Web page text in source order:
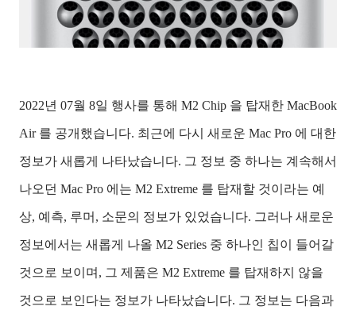
2022년 07월 8일 행사를 통해 M2 Chip 을 탑재한 MacBook
Air 를 공개했습니다. 최근에 다시 새로운 Mac Pro 에 대한
정보가 새롭게 나타났습니다. 그 정보 중 하나는 계속해서
나오던 Mac Pro 에는 M2 Extreme 를 탑재할 것이라는 예
상, 예측, 루머, 소문의 정보가 있었습니다. 그러나 새로운
정보에서는 새롭게 나올 M2 Series 중 하나인 칩이 들어갈
것으로 보이며, 그 제품은 M2 Extreme 를 탑재하지 않을
것으로 보인다는 정보가 나타났습니다. 그 정보는 다음과